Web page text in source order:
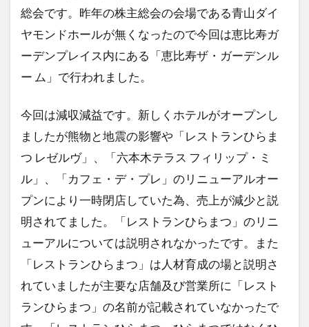
総会です。昨年の株主総会の会場である青山ダイ
ヤモンドホールが無くなったので今回は恵比寿ガ
ーデンプレイス内にある「恵比寿ザ・ガーデンル
ー ム」で行われました。
今回は減収減益です。新しくホテルがオープンし
ましたが熊物と地震の影響や「レストランひらま
つ レゼルヴ」、「六本木テラス フィリップ・ミ
ル」、「カフェ・デ・プレ」のリニューアルオー
プンにより一時閉店していた為、売上が減少と説
明されてました。「レストランひらまつ」のリニ
ューアルについては説明されなかったです。また
「レストランひらまつ」は人材育成の場と説明さ
れていましたが主要な店舗及び営業所に「レスト
ランひらまつ」の名前が記載されていなかったで